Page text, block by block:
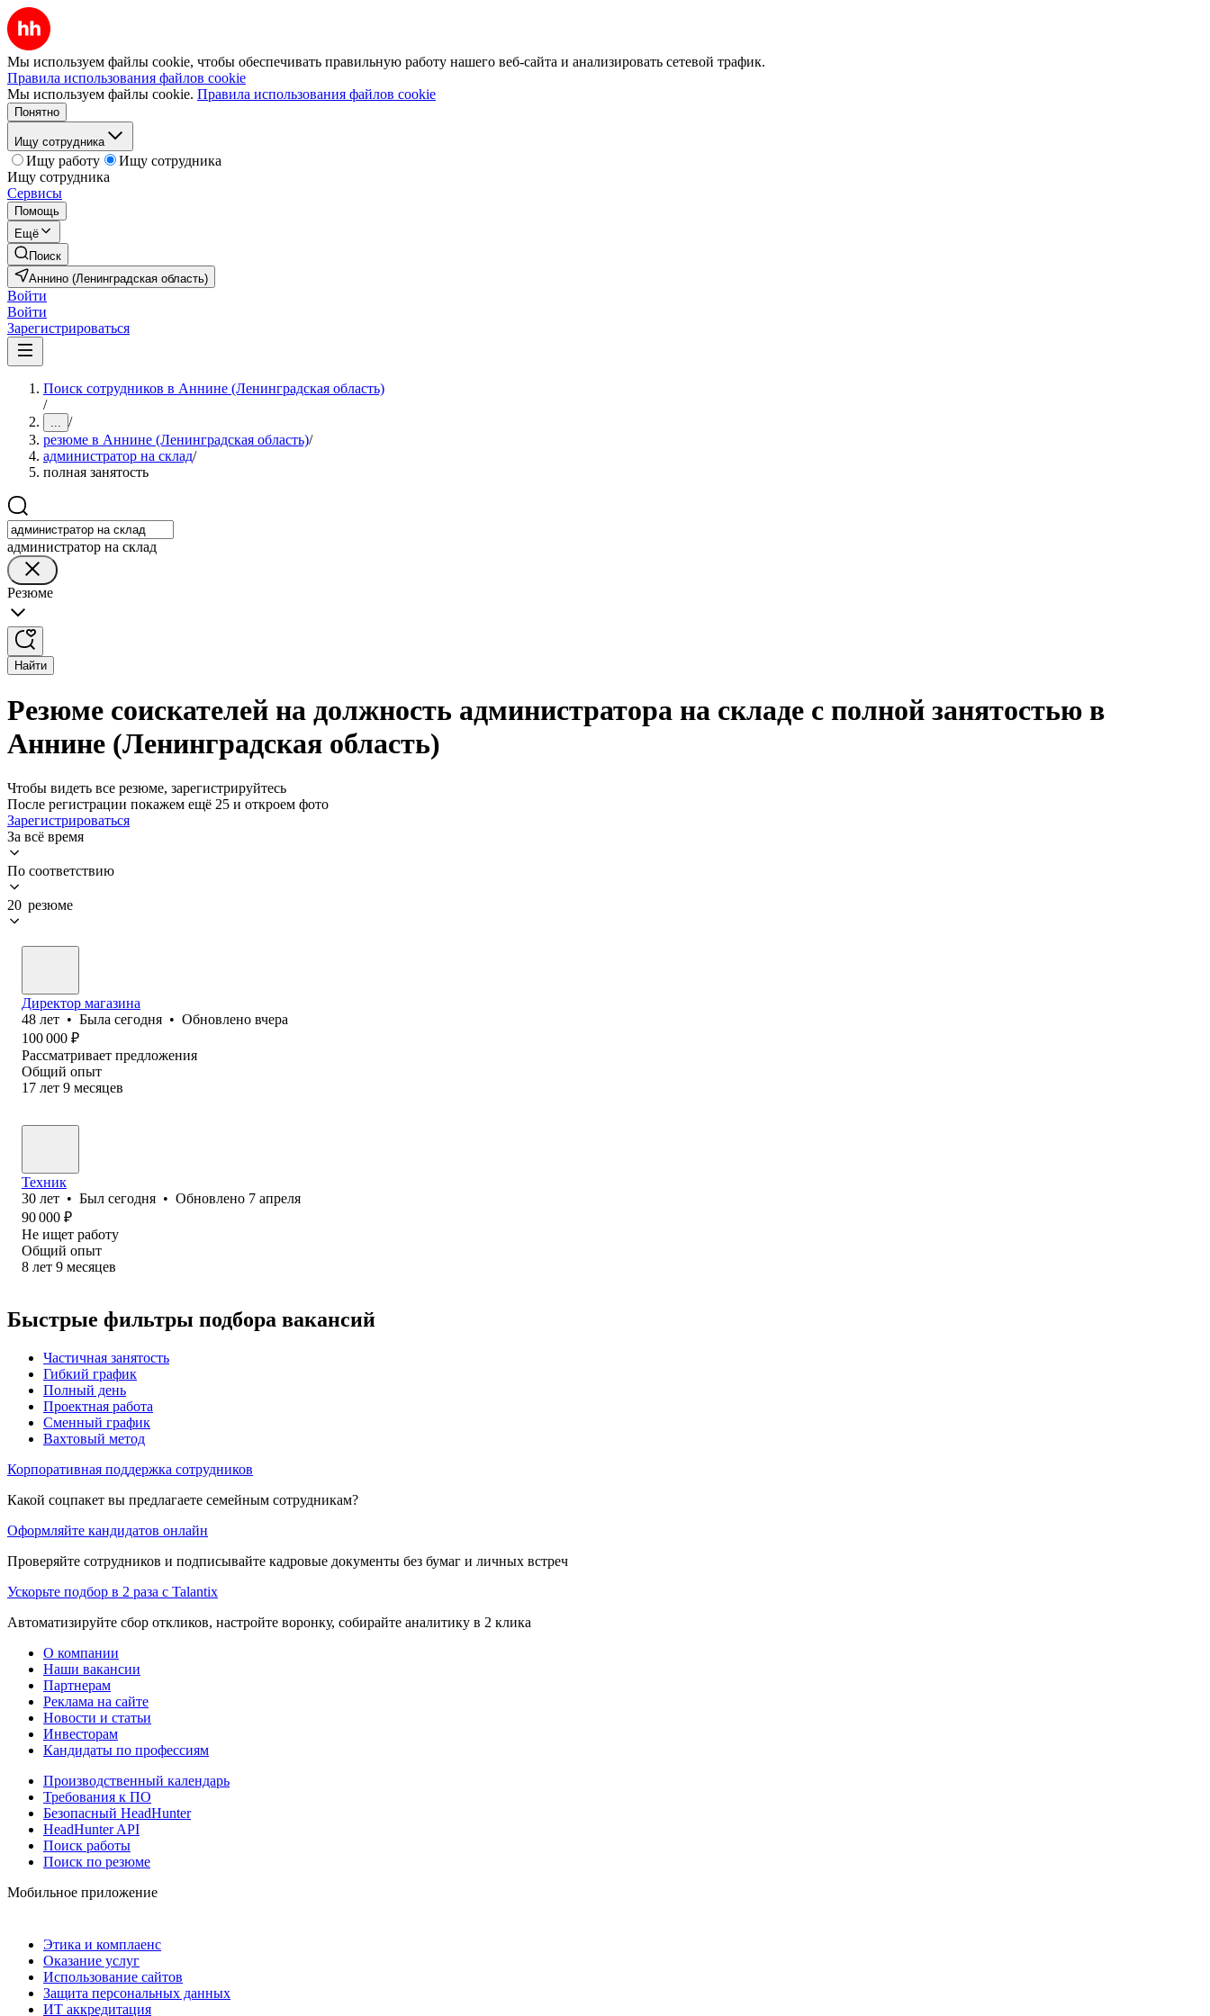
Мы используем файлы cookie, чтобы обеспечивать правильную работу нашего веб-сайта и анализировать сетевой трафик.
Правила использования файлов cookie
Мы используем файлы cookie. Правила использования файлов cookie
Понятно
Ищу сотрудника
Ищу работу
Ищу сотрудника
Ищу сотрудника
Сервисы
Помощь
Ещё
Поиск
Аннино (Ленинградская область)
Войти
Войти
Зарегистрироваться
Поиск сотрудников в Аннине (Ленинградская область)
/
... /
резюме в Аннине (Ленинградская область)/
администратор на склад/
полная занятость
администратор на склад
Резюме
Найти
Резюме соискателей на должность администратора на складе с полной занятостью в
Аннине (Ленинградская область)
Чтобы видеть все резюме, зарегистрируйтесь
После регистрации покажем ещё 25 и откроем фото
Зарегистрироваться
За всё время
По соответствию
20 резюме
Директор магазина
48 лет • Была сегодня • Обновлено вчера
100 000 ₽
Рассматривает предложения
Общий опыт
17 лет 9 месяцев
Техник
30 лет • Был сегодня • Обновлено 7 апреля
90 000 ₽
Не ищет работу
Общий опыт
8 лет 9 месяцев
Быстрые фильтры подбора вакансий
Частичная занятость
Гибкий график
Полный день
Проектная работа
Сменный график
Вахтовый метод
Корпоративная поддержка сотрудников
Какой соцпакет вы предлагаете семейным сотрудникам?
Оформляйте кандидатов онлайн
Проверяйте сотрудников и подписывайте кадровые документы без бумаг и личных встреч
Ускорьте подбор в 2 раза с Talantix
Автоматизируйте сбор откликов, настройте воронку, собирайте аналитику в 2 клика
О компании
Наши вакансии
Партнерам
Реклама на сайте
Новости и статьи
Инвесторам
Кандидаты по профессиям
Производственный календарь
Требования к ПО
Безопасный HeadHunter
HeadHunter API
Поиск работы
Поиск по резюме
Мобильное приложение
Этика и комплаенс
Оказание услуг
Использование сайтов
Защита персональных данных
ИТ аккредитация